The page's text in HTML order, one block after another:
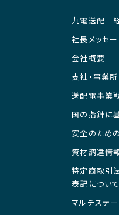
九電送配
社長メッセ
会社概要
支社・事業
送配電事業
国の指針に
安全のため
資材調達情
特定商取引
表記について
マルチステ